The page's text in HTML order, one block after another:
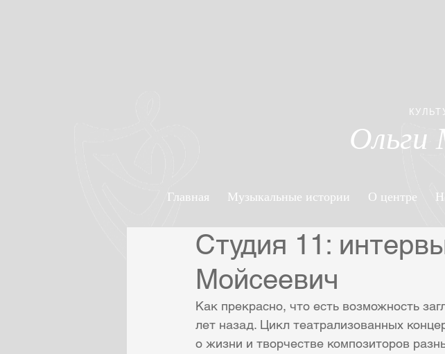
Ольги
Главная Музыкальные истории О центре
Студия 11:
Мойсеевич
Как прекрасно, что есть возможность
лет назад. Цикл театрализованных
о жизни и творчестве композиторов